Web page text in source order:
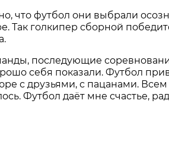
что футбол они выбрали
Так голкипер сборной
последующие
себя показали. Футбол
с друзьями, с пацанами.
Футбол даёт мне счастье,